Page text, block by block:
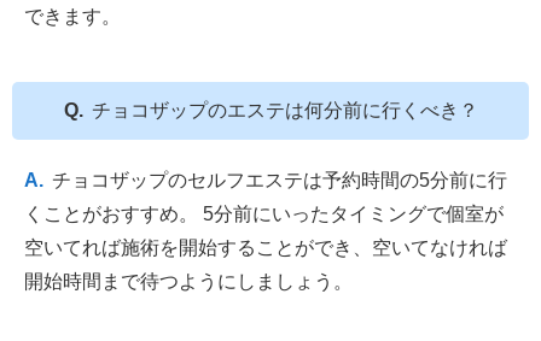
できます。
チョコザップのエステは何分前に行くべき？
チョコザップのセルフエステは予約時間の5分前に行
くことがおすすめ。 5分前にいったタイミングで個室が
空いてれば施術を開始することができ、空いてなければ
開始時間まで待つようにしましょう。